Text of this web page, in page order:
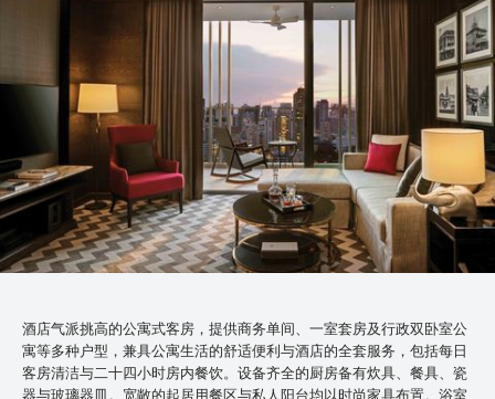
酒店气派挑高的公寓式客房，提供商务单间、一室套房及行政双卧室公
寓等多种户型，兼具公寓生活的舒适便利与酒店的全套服务，包括每日
客房清洁与二十四小时房内餐饮。设备齐全的厨房备有炊具、餐具、瓷
器与玻璃器皿。宽敞的起居用餐区与私人阳台均以时尚家具布置。浴室